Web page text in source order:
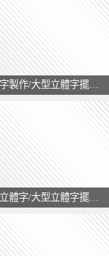
LED立體字製作/大型立體字擺設/座地立體字/訂製立體字